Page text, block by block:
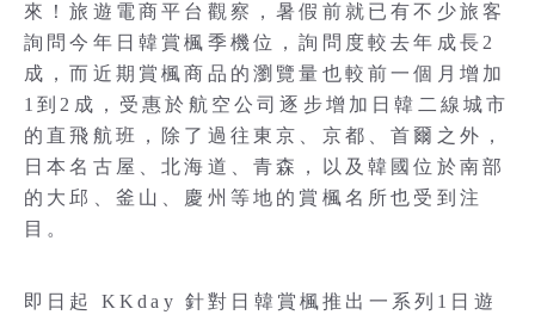
來！旅遊電商平台觀察，暑假前就已有不少旅客
詢問今年日韓賞楓季機位，詢問度較去年成長2
成，而近期賞楓商品的瀏覽量也較前一個月增加
1到2成，受惠於航空公司逐步增加日韓二線城市
的直飛航班，除了過往東京、京都、首爾之外，
日本名古屋、北海道、青森，以及韓國位於南部
的大邱、釜山、慶州等地的賞楓名所也受到注
目。
即日起 KKday 針對日韓賞楓推出一系列1日遊